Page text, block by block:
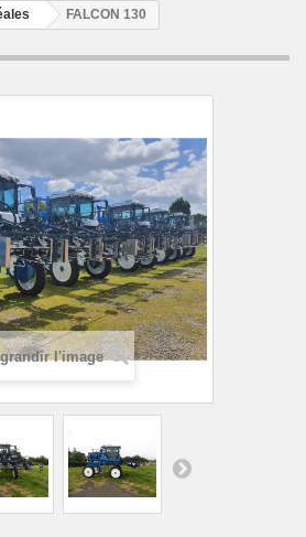
FALCON 130
l'image